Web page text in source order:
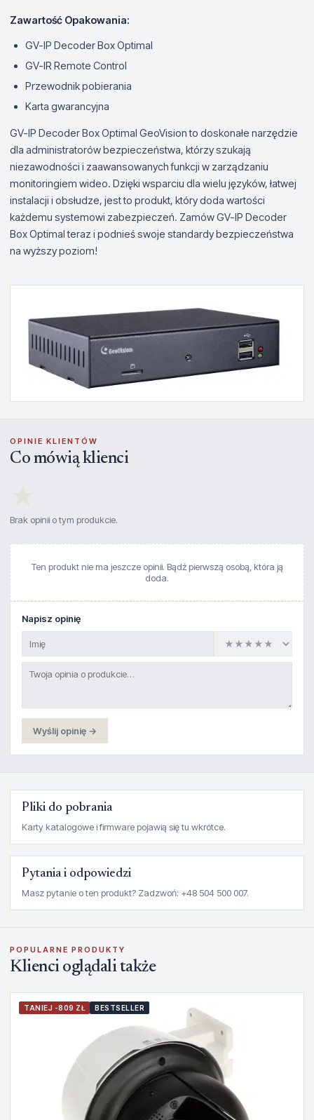
Zawartość Opakowania:
GV-IP Decoder Box Optimal
GV-IR Remote Control
Przewodnik pobierania
Karta gwarancyjna
GV-IP Decoder Box Optimal GeoVision to doskonałe narzędzie
dla administratorów bezpieczeństwa, którzy szukają
niezawodności i zaawansowanych funkcji w zarządzaniu
monitoringiem wideo. Dzięki wsparciu dla wielu języków, łatwej
instalacji i obsłudze, jest to produkt, który doda wartości
każdemu systemowi zabezpieczeń. Zamów GV-IP Decoder
Box Optimal teraz i podnieś swoje standardy bezpieczeństwa
na wyższy poziom!
OPINIE KLIENTÓW
Co mówią klienci
Brak opinii o tym produkcie.
Ten produkt nie ma jeszcze opinii. Bądź pierwszą osobą, która ją
doda.
Napisz opinię
Wyślij opinię →
Pliki do pobrania
Karty katalogowe i firmware pojawią się tu wkrótce.
Pytania i odpowiedzi
Masz pytanie o ten produkt? Zadzwoń: +48 504 500 007.
POPULARNE PRODUKTY
Klienci oglądali także
TANIEJ -809 ZŁ BESTSELLER